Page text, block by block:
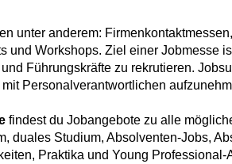
unter anderem:
und Workshops. Ziel einer Jobmesse
Führungskräfte zu rekrutieren.
Personalverantwortlichen
findest du Jobangebote zu alle
duales Studium, Absolventen-Jobs,
Praktika und Young Professional-